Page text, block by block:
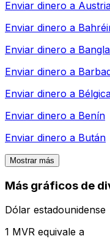
Enviar dinero a
Enviar dinero a
Enviar dinero a
Enviar dinero a
Enviar dinero a
Enviar dinero a Benín
Enviar dinero a Bután
Mostrar más
Más gráficos de
Dólar estadounidense
1 MVR equivale a